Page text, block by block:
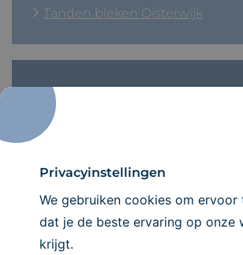
Tanden bleken Oisterwijk
Privacyinstellingen
We gebruiken cookies om ervoor
dat je de beste ervaring op onze
krijgt.